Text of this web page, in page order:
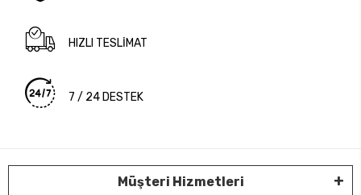
HIZLI TESLİMAT
7 / 24 DESTEK
Müşteri Hizmetleri